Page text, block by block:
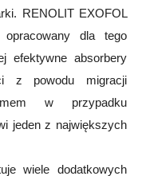
. RENOLIT EXOFOL
dla tego
efektywne absorbery
z powodu
migracji
w przypadku
jeden z największych
wiele dodatkowych